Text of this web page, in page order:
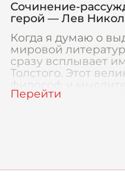
Сочинение-
герой — Лев
Когда я думаю о
мировой
сразу всплывает
Толстого. Этот